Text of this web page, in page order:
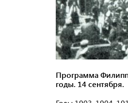
Программа
годы. 14 сентября.